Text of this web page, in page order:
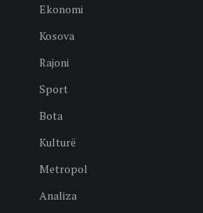
Ekonomi
Kosova
Rajoni
Sport
Bota
Kulturë
Metropol
Analiza